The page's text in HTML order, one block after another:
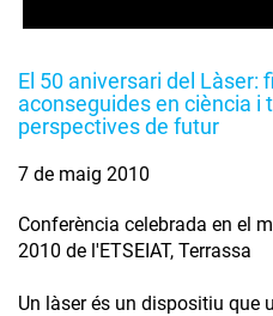
El 50 aniversari del Làser:
aconseguides en ciència i
perspectives de futur
7 de maig 2010
Conferència celebrada en el
2010 de l'ETSEIAT, Terrassa
Un làser és un dispositiu